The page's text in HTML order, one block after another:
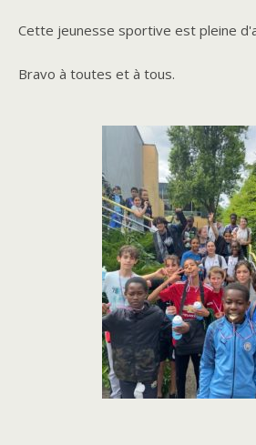
Cette jeunesse sportive est pleine
Bravo à toutes et à tous.